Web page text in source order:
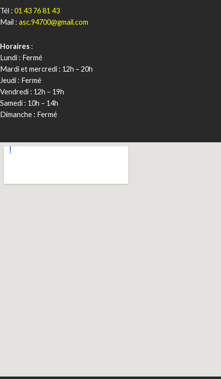
Tél : 01 43 76 81 43
Mail : asc.94700@gmail.com
Horaires :
Lundi : Fermé
Mardi et mercredi : 12h – 20h
Jeudi : Fermé
Vendredi : 12h – 19h
Samedi : 10h – 14h
Dimanche : Fermé